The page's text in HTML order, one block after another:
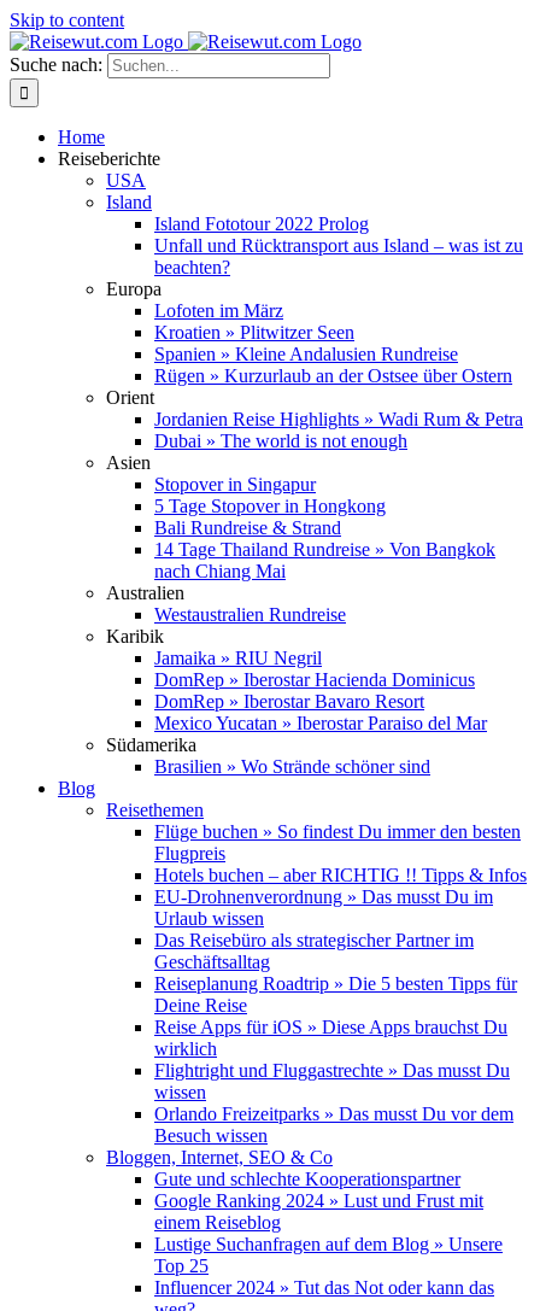
Skip to content
Suche nach:
Home
Reiseberichte
USA
Island
Island Fototour 2022 Prolog
Unfall und Rücktransport aus Island – was ist zu
beachten?
Europa
Lofoten im März
Kroatien » Plitwitzer Seen
Spanien » Kleine Andalusien Rundreise
Rügen » Kurzurlaub an der Ostsee über Ostern
Orient
Jordanien Reise Highlights » Wadi Rum & Petra
Dubai » The world is not enough
Asien
Stopover in Singapur
5 Tage Stopover in Hongkong
Bali Rundreise & Strand
14 Tage Thailand Rundreise » Von Bangkok
nach Chiang Mai
Australien
Westaustralien Rundreise
Karibik
Jamaika » RIU Negril
DomRep » Iberostar Hacienda Dominicus
DomRep » Iberostar Bavaro Resort
Mexico Yucatan » Iberostar Paraiso del Mar
Südamerika
Brasilien » Wo Strände schöner sind
Blog
Reisethemen
Flüge buchen » So findest Du immer den besten
Flugpreis
Hotels buchen – aber RICHTIG !! Tipps & Infos
EU-Drohnenverordnung » Das musst Du im
Urlaub wissen
Das Reisebüro als strategischer Partner im
Geschäftsalltag
Reiseplanung Roadtrip » Die 5 besten Tipps für
Deine Reise
Reise Apps für iOS » Diese Apps brauchst Du
wirklich
Flightright und Fluggastrechte » Das musst Du
wissen
Orlando Freizeitparks » Das musst Du vor dem
Besuch wissen
Bloggen, Internet, SEO & Co
Gute und schlechte Kooperationspartner
Google Ranking 2024 » Lust und Frust mit
einem Reiseblog
Lustige Suchanfragen auf dem Blog » Unsere
Top 25
Influencer 2024 » Tut das Not oder kann das